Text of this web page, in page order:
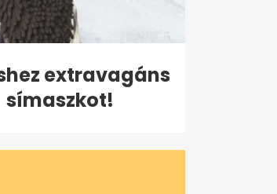
extravagáns
símaszkot!